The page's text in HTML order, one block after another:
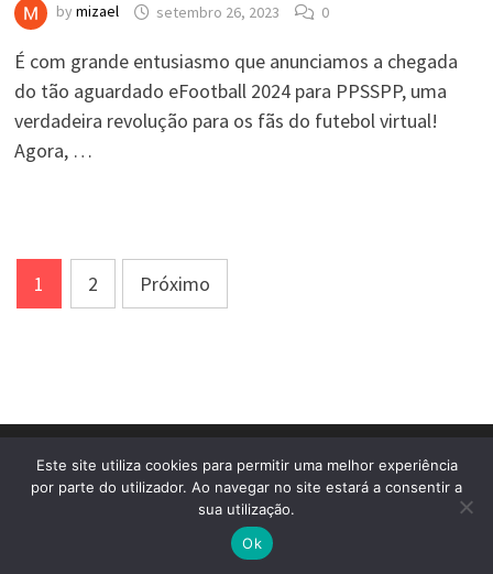
by mizael setembro 26, 2023 0
É com grande entusiasmo que anunciamos a chegada
do tão aguardado eFootball 2024 para PPSSPP, uma
verdadeira revolução para os fãs do futebol virtual!
Agora, …
Paginação
de
1 2 Próximo
Mizael TuToDroid. Powered by
Este site utiliza cookies para permitir uma melhor experiência
por parte do utilizador. Ao navegar no site estará a consentir a
sua utilização.
Ok